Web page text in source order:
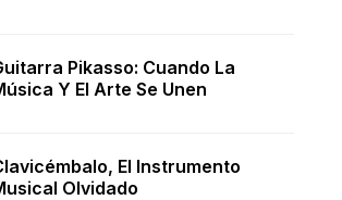
Pikasso: Cuando La
Y El Arte Se Unen
El Instrumento
Olvidado